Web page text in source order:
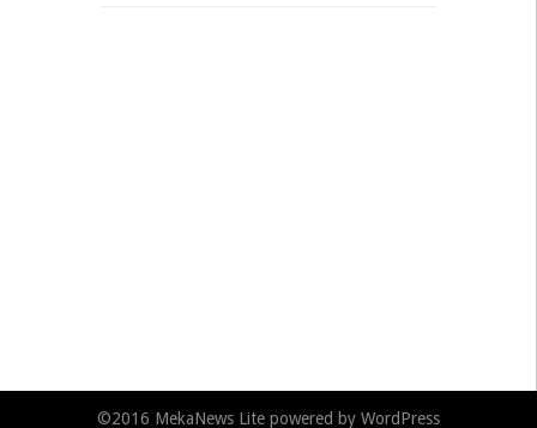
©2016 MekaNews Litepowered by WordPress